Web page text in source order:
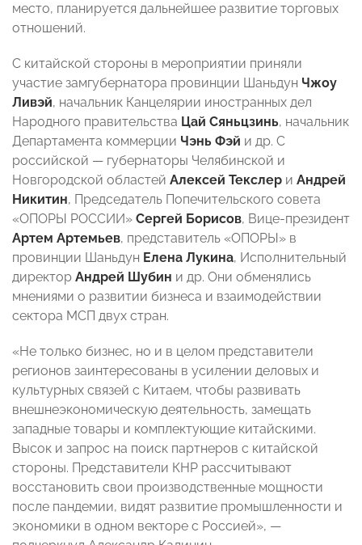
место, планируется дальнейшее развитие торговых
отношений.
С китайской стороны в мероприятии приняли
участие замгубернатора провинции Шаньдун Чжоу
Ливэй, начальник Канцелярии иностранных дел
Народного правительства Цай Сяньцзинь, начальник
Департамента коммерции Чэнь Фэй и др. С
российской — губернаторы Челябинской и
Новгородской областей Алексей Текслер и Андрей
Никитин, Председатель Попечительского совета
«ОПОРЫ РОССИИ» Сергей Борисов, Вице-президент
Артем Артемьев, представитель «ОПОРЫ» в
провинции Шаньдун Елена Лукина, Исполнительный
директор Андрей Шубин и др. Они обменялись
мнениями о развитии бизнеса и взаимодействии
сектора МСП двух стран.
«Не только бизнес, но и в целом представители
регионов заинтересованы в усилении деловых и
культурных связей с Китаем, чтобы развивать
внешнеэкономическую деятельность, замещать
западные товары и комплектующие китайскими.
Высок и запрос на поиск партнеров с китайской
стороны. Представители КНР рассчитывают
восстановить свои производственные мощности
после пандемии, видят развитие промышленности и
экономики в одном векторе с Россией», —